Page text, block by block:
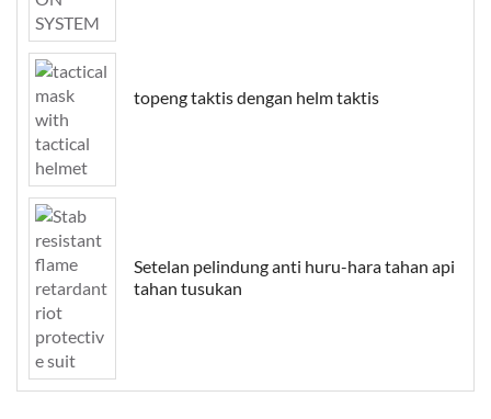
topeng taktis dengan helm taktis
Setelan pelindung anti huru-hara tahan api
tahan tusukan